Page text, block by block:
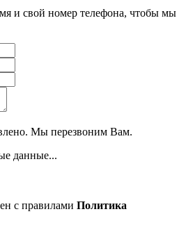
и свой номер телефона, чтобы мы
Мы перезвоним Вам.
данные...
с правилами Политика